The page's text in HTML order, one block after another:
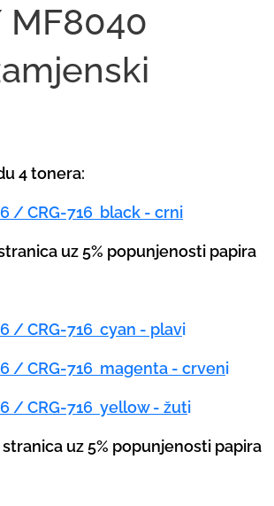
4 tonera:
/ CRG-716 black - crni
uz 5% popunjenosti papira
/ CRG-716 cyan - plavi
/ CRG-716 magenta - crveni
/ CRG-716 yellow - žuti
stranica uz 5% popunjenosti papira